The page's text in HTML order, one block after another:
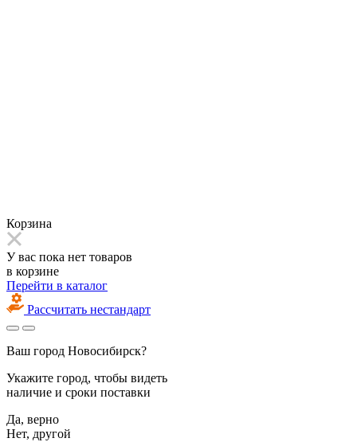
Корзина
У вас пока нет товаров
в корзине
Перейти в каталог
Рассчитать нестандарт
Ваш город Новосибирск?
Укажите город, чтобы видеть
наличие и сроки поставки
Да, верно
Нет, другой